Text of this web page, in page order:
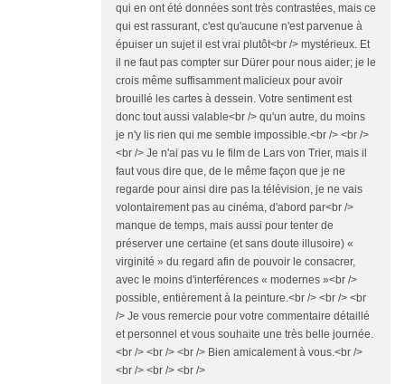
qui en ont été données sont très contrastées, mais ce
qui est rassurant, c'est qu'aucune n'est parvenue à
épuiser un sujet il est vrai plutôt<br /> mystérieux. Et
il ne faut pas compter sur Dürer pour nous aider; je le
crois même suffisamment malicieux pour avoir
brouillé les cartes à dessein. Votre sentiment est
donc tout aussi valable<br /> qu'un autre, du moins
je n'y lis rien qui me semble impossible.<br /> <br />
<br /> Je n'ai pas vu le film de Lars von Trier, mais il
faut vous dire que, de le même façon que je ne
regarde pour ainsi dire pas la télévision, je ne vais
volontairement pas au cinéma, d'abord par<br />
manque de temps, mais aussi pour tenter de
préserver une certaine (et sans doute illusoire) «
virginité » du regard afin de pouvoir le consacrer,
avec le moins d'interférences « modernes »<br />
possible, entièrement à la peinture.<br /> <br /> <br
/> Je vous remercie pour votre commentaire détaillé
et personnel et vous souhaite une très belle journée.
<br /> <br /> <br /> Bien amicalement à vous.<br />
<br /> <br /> <br />